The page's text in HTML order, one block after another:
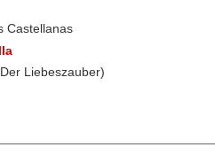
Castellanas
Liebeszauber)